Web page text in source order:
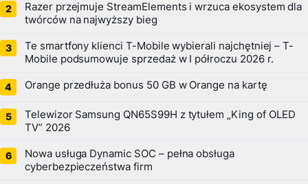
Razer przejmuje StreamElements i wrzuca ekosystem dla
twórców na najwyższy bieg
Te smartfony klienci T-Mobile wybierali najchętniej – T-
Mobile podsumowuje sprzedaż w I półroczu 2026 r.
Orange przedłuża bonus 50 GB w Orange na kartę
Telewizor Samsung QN65S99H z tytułem „King of OLED
TV” 2026
Nowa usługa Dynamic SOC – pełna obsługa
cyberbezpieczeństwa firm